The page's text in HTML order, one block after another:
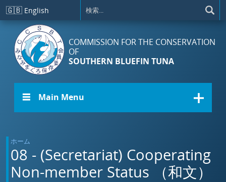
メインコンテンツに移動
🇬🇧 English
COMMISSION FOR THE CONSERVATION
OF
SOUTHERN BLUEFIN TUNA
☰ Main Menu
ホーム
08 - (Secretariat) Cooperating
Non-member Status （和文）